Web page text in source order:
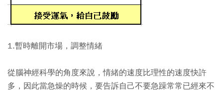
1.暫時離開市場，調整情緒
從腦神經科學的角度來說，情緒的速度比理性的速度快許
多，因此當急燥的時候，要告訴自己不要急躁常常已經來不